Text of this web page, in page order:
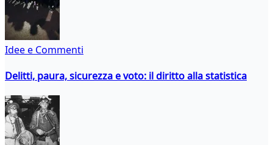
Idee e Commenti
Delitti, paura, sicurezza e voto: il diritto alla statistica